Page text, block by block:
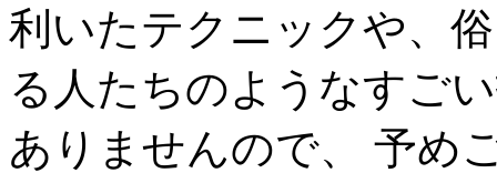
利いたテクニックや、
る人たちのようなすご
ありませんので、 予め